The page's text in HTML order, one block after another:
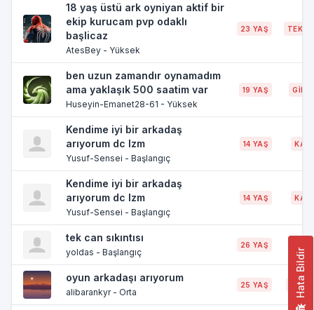
Hata Bildir
18 yaş üstü ark oyniyan aktif bir
ekip kurucam pvp odaklı
başlicaz
AtesBey - Yüksek
23 YAŞ
ben uzun zamandır oynamadım
ama yaklaşık 500 saatim var
Huseyin-Emanet28-61 - Yüksek
19 YAŞ
Kendime iyi bir arkadaş
arıyorum dc lzm
Yusuf-Sensei - Başlangıç
14 YAŞ
Kendime iyi bir arkadaş
arıyorum dc lzm
Yusuf-Sensei - Başlangıç
14 YAŞ
tek can sıkıntısı
yoldas - Başlangıç
26 YAŞ
oyun arkadaşı arıyorum
alibarankyr - Orta
25 YAŞ